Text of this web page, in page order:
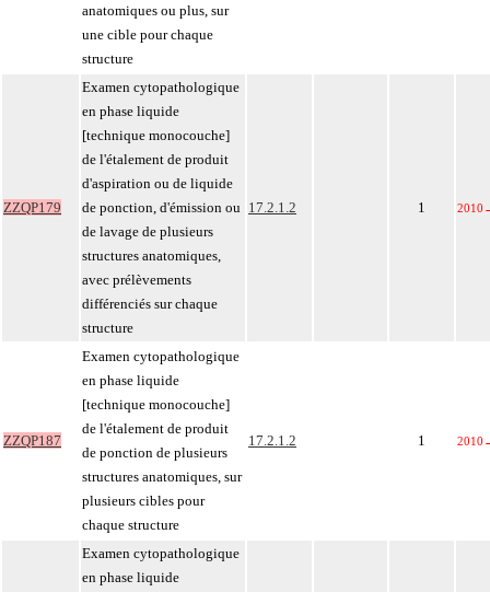
anatomiques ou plus, sur
une cible pour chaque
structure
ZZQP179
Examen cytopathologique
en phase liquide
[technique monocouche]
de l'étalement de produit
d'aspiration ou de liquide
de ponction, d'émission ou
de lavage de plusieurs
structures anatomiques,
avec prélèvements
différenciés sur chaque
structure
17.2.1.2 1 2010
ZZQP187
Examen cytopathologique
en phase liquide
[technique monocouche]
de l'étalement de produit
de ponction de plusieurs
structures anatomiques, sur
plusieurs cibles pour
chaque structure
17.2.1.2 1 2010
Examen cytopathologique
en phase liquide